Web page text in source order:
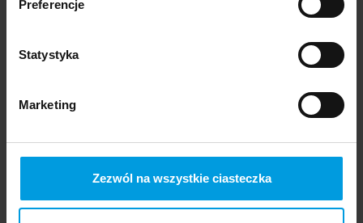
Preferencje
Statystyka
Marketing
Zezwól na wszystkie ciasteczka
zarządzania projektami, specjalizująca się w
innowacjach technologicznych i edukacyjnych.
Przedstawicielka Fundacji Teatrikon, gdzie jest
współodpowiedzialna za projekty z zakresu